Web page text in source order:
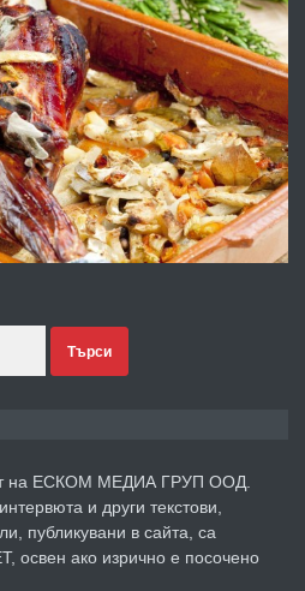
преди 5 дни
гараж под наем
преди 5 дни
Магазин/Офис под наем в кв.
градина!
преди 6 дни
парцел в гр. Хасково кв.
Търси
на ЕСКОМ МЕДИА ГРУП ООД.
и други текстови,
публикувани в сайта, са
освен ако изрично е посочено